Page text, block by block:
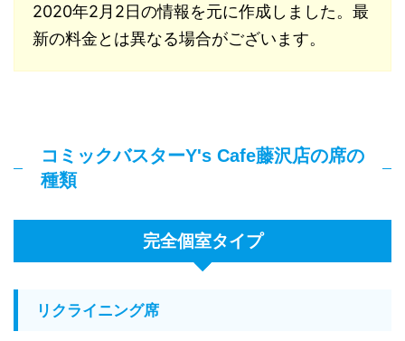
2020年2月2日の情報を元に作成しました。最
新の料金とは異なる場合がございます。
コミックバスターY's Cafe藤沢店の席の
種類
完全個室タイプ
リクライニング席